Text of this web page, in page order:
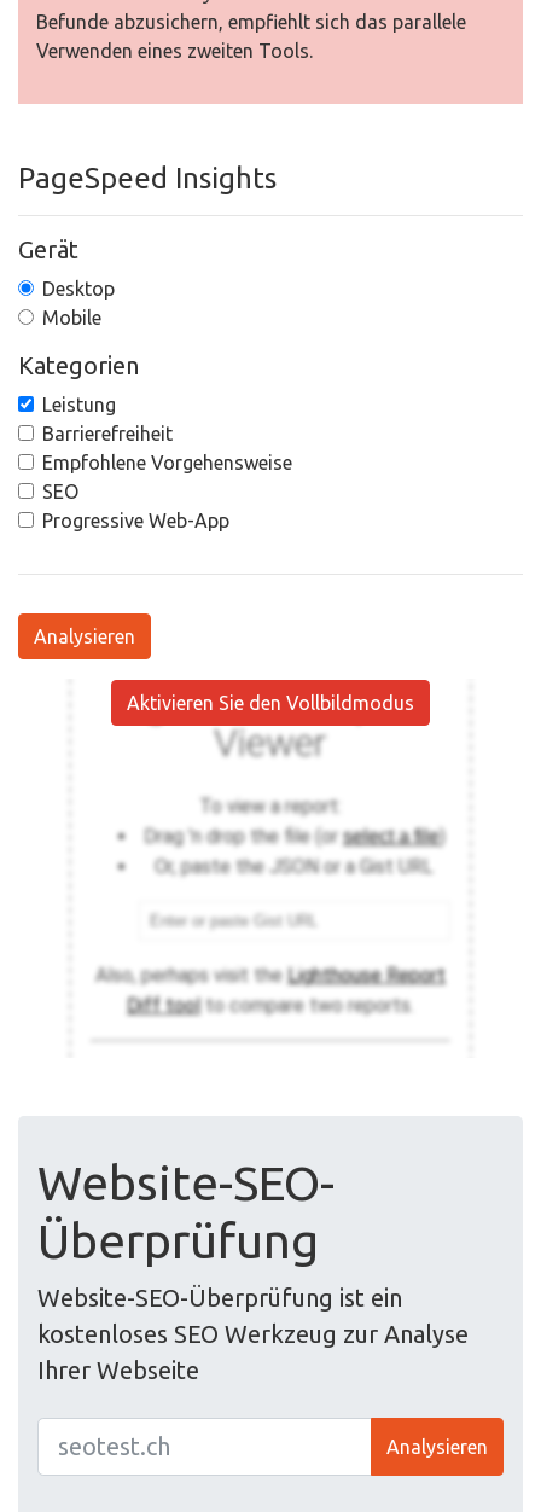
Befunde abzusichern, empfiehlt sich das parallele
Verwenden eines zweiten Tools.
PageSpeed Insights
Gerät
Desktop
Mobile
Kategorien
Leistung
Barrierefreiheit
Empfohlene Vorgehensweise
SEO
Progressive Web-App
Analysieren
Aktivieren Sie den Vollbildmodus
Website-SEO-
Überprüfung
Website-SEO-Überprüfung ist ein
kostenloses SEO Werkzeug zur Analyse
Ihrer Webseite
Analysieren